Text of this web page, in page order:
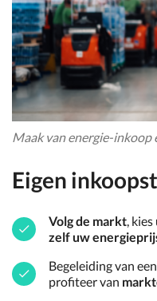
Maak van energie-inkoop
Eigen
Volg de markt ,
zelf uw
Begeleiding van een
profiteer van